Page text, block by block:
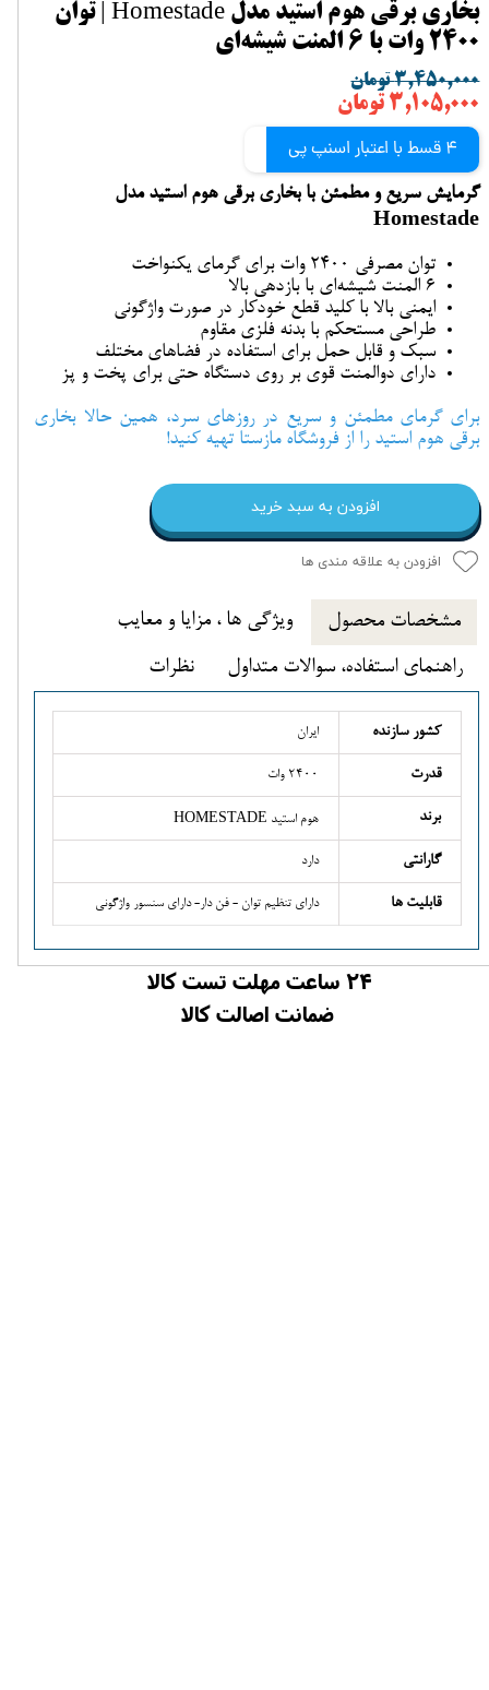
بخاری برقی هوم استید مدل Homestade | توان
2400 وات با 6 المنت شیشه‌ای
۳,۴۵۰,۰۰۰ تومان
۳,۱۰۵,۰۰۰ تومان
4 قسط با اعتبار اسنپ پی
گرمایش سریع و مطمئن با بخاری برقی هوم استید مدل
Homestade
توان مصرفی 2400 وات برای گرمای یکنواخت
6 المنت شیشه‌ای با بازدهی بالا
ایمنی بالا با کلید قطع خودکار در صورت واژگونی
طراحی مستحکم با بدنه فلزی مقاوم
سبک و قابل حمل برای استفاده در فضاهای مختلف
دارای دوالمنت قوی بر روی دستگاه حتی برای پخت و پز
برای گرمای مطمئن و سریع در روزهای سرد، همین حالا بخاری
برقی هوم استید را از فروشگاه مازستا تهیه کنید!
افزودن به سبد خرید
افزودن به علاقه مندی ها
مشخصات محصول
ویژگی ها ، مزایا و معایب
راهنمای استفاده، سوالات متداول
نظرات
کشور سازنده ایران
قدرت 2400 وات
برند هوم استید HOMESTADE
گارانتی دارد
قابلیت ها دارای تنظیم توان - فن دار- دارای سنسور واژگونی
24 ساعت مهلت تست کالا
ضمانت اصالت کالا